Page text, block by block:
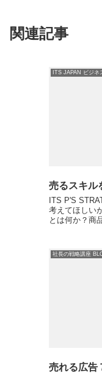
関連記事
ITS JAPAN ビジネ
売るスキル
ITS P'S
考えてほしい
とは何か？商
い。 ...
社長の戦略講座
売れる広告